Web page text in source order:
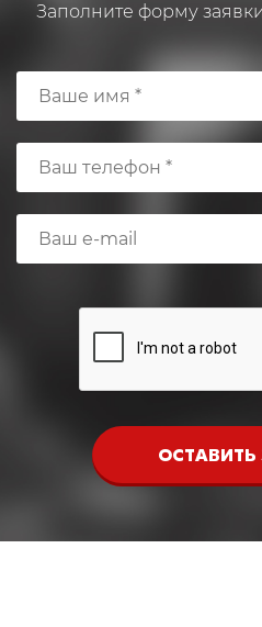
Заполните форму
ОСТАВИТЬ